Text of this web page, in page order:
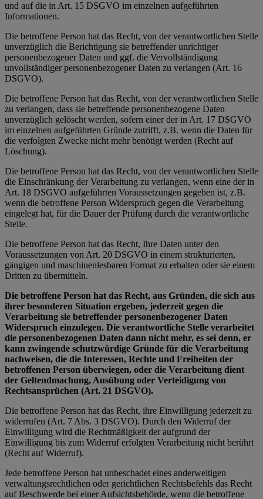
und auf die in Art. 15 DSGVO im einzelnen aufgeführten
Informationen.
Die betroffene Person hat das Recht, von der verantwortlichen Stelle
unverzüglich die Berichtigung sie betreffender unrichtiger
personenbezogener Daten und ggf. die Vervollständigung
unvollständiger personenbezogener Daten zu verlangen (Art. 16
DSGVO).
Die betroffene Person hat das Recht, von der verantwortlichen Stelle
zu verlangen, dass sie betreffende personenbezogene Daten
unverzüglich gelöscht werden, sofern einer der in Art. 17 DSGVO
im einzelnen aufgeführten Gründe zutrifft, z.B. wenn die Daten für
die verfolgten Zwecke nicht mehr benötigt werden (Recht auf
Löschung).
Die betroffene Person hat das Recht, von der verantwortlichen Stelle
die Einschränkung der Verarbeitung zu verlangen, wenn eine der in
Art. 18 DSGVO aufgeführten Voraussetzungen gegeben ist, z.B.
wenn die betroffene Person Widerspruch gegen die Verarbeitung
eingelegt hat, für die Dauer der Prüfung durch die verantwortliche
Stelle.
Die betroffene Person hat das Recht, Ihre Daten unter den
Voraussetzungen von Art. 20 DSGVO in einem strukturierten,
gängigen und maschinenlesbaren Format zu erhalten oder sie einem
Dritten zu übermitteln.
Die betroffene Person hat das Recht, aus Gründen, die sich aus
ihrer besonderen Situation ergeben, jederzeit gegen die
Verarbeitung sie betreffender personenbezogener Daten
Widerspruch einzulegen. Die verantwortliche Stelle verarbeitet
die personenbezogenen Daten dann nicht mehr, es sei denn, er
kann zwingende schutzwürdige Gründe für die Verarbeitung
nachweisen, die die Interessen, Rechte und Freiheiten der
betroffenen Person überwiegen, oder die Verarbeitung dient
der Geltendmachung, Ausübung oder Verteidigung von
Rechtsansprüchen (Art. 21 DSGVO).
Die betroffene Person hat das Recht, ihre Einwilligung jederzeit zu
widerrufen (Art. 7 Abs. 3 DSGVO). Durch den Widerruf der
Einwilligung wird die Rechtmäßigkeit der aufgrund der
Einwilligung bis zum Widerruf erfolgten Verarbeitung nicht berührt
(Recht auf Widerruf).
Jede betroffene Person hat unbeschadet eines anderweitigen
verwaltungsrechtlichen oder gerichtlichen Rechtsbefehls das Recht
auf Beschwerde bei einer Aufsichtsbehörde, wenn die betroffene